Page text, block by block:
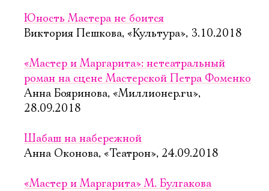
Юность Мастера не боится
Виктория Пешкова, «Культура», 3.10.2018
«Мастер и Маргарита»: нетеатральный
роман на сцене Мастерской Петра Фоменко
Анна Бояринова, «Миллионер.ru»,
28.09.2018
Шабаш на набережной
Анна Оконова, «Театрон», 24.09.2018
«Мастер и Маргарита» М. Булгакова